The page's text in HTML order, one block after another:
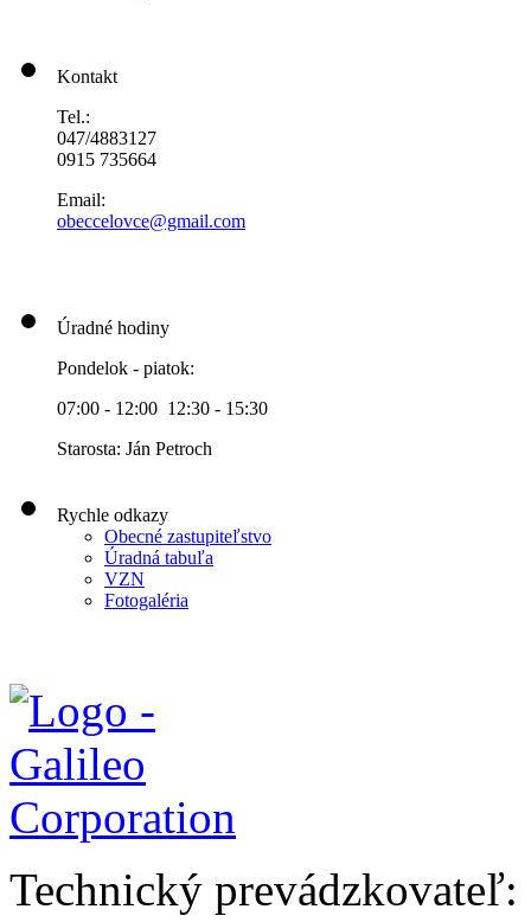
Kontakt
Tel.:
047/4883127
0915 735664
Email:
obeccelovce@gmail.com
Úradné hodiny
Pondelok - piatok:
07:00 - 12:00 12:30 - 15:30
Starosta: Ján Petroch
Rychle odkazy
Obecné zastupiteľstvo
Úradná tabuľa
VZN
Fotogaléria
Technický prevádzkovateľ: